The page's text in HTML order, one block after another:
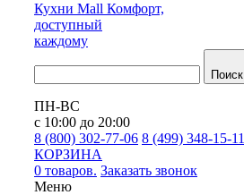
Кухни Mall Комфорт,
доступный
каждому
Поиск
ПН-ВС
с 10:00 до 20:00
8 (800) 302-77-06 8 (499) 348-15-11
КОРЗИНА
0 товаров. Заказать звонок
Меню